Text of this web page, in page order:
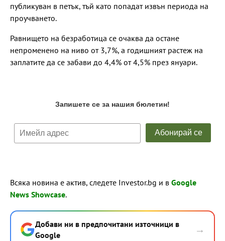
публикуван в петък, тъй като попадат извън периода на
проучването.
Равнището на безработица се очаква да остане
непроменено на ниво от 3,7%, а годишният растеж на
заплатите да се забави до 4,4% от 4,5% през януари.
Всяка новина е актив, следете Investor.bg и в Google
News Showcase.
Добави ни в предпочитани източници в
Google
→